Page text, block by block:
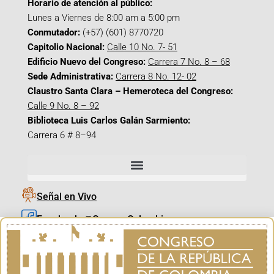
Horario de atención al público:
Lunes a Viernes de 8:00 am a 5:00 pm
Conmutador: (+57) (601) 8770720
Capitolio Nacional: Calle 10 No. 7- 51
Edificio Nuevo del Congreso: Carrera 7 No. 8 – 68
Sede Administrativa: Carrera 8 No. 12- 02
Claustro Santa Clara – Hemeroteca del Congreso:
Calle 9 No. 8 – 92
Biblioteca Luis Carlos Galán Sarmiento:
Carrera 6 # 8–94
Señal en Vivo
Facebook_@CamaraColombia
Instagram_@CamaraColombia
X_@CamaraColombia